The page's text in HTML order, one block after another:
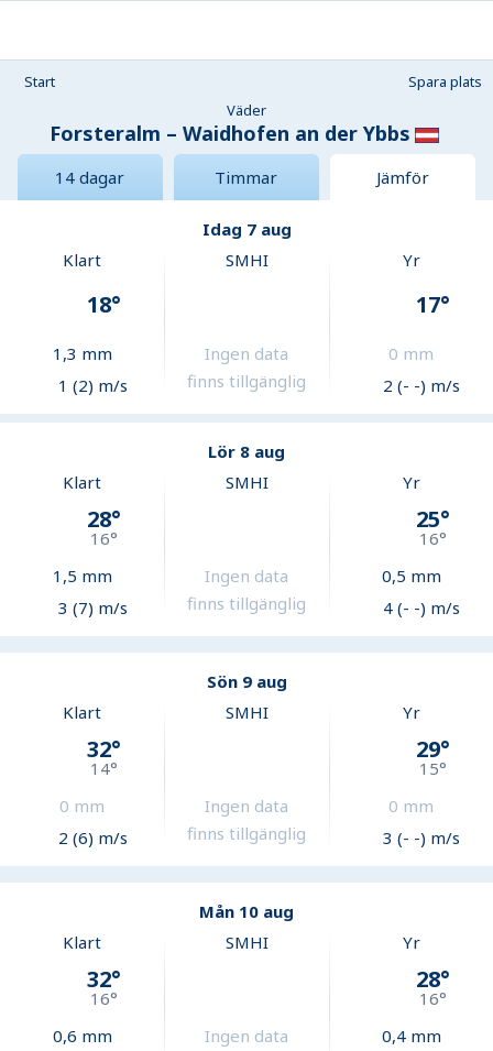
Start
Spara plats
Väder
Forsteralm – Waidhofen an der Ybbs
14 dagar Timmar Jämför
Idag 7 aug
Klart
18°
1,3 mm
1 (2) m/s
SMHI
Ingen data
finns tillgänglig
Yr
17°
0 mm
2 (- -) m/s
Lör 8 aug
Klart
28°
16°
1,5 mm
3 (7) m/s
SMHI
Ingen data
finns tillgänglig
Yr
25°
16°
0,5 mm
4 (- -) m/s
Sön 9 aug
Klart
32°
14°
0 mm
2 (6) m/s
SMHI
Ingen data
finns tillgänglig
Yr
29°
15°
0 mm
3 (- -) m/s
Mån 10 aug
Klart
32°
16°
0,6 mm
SMHI
Ingen data
Yr
28°
16°
0,4mm